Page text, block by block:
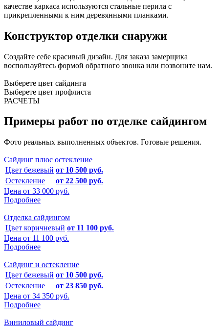
качестве каркаса используются стальные перила с
прикрепленными к ним деревянными планками.
Конструктор отделки снаружи
Создайте себе красивый дизайн. Для заказа замерщика
воспользуйтесь формой обратного звонка или позвоните нам.
Выберете цвет сайдинга
Выберете цвет профлиста
РАСЧЕТЫ
Примеры работ по отделке сайдингом
Фото реальных выполненных объектов. Готовые решения.
Сайдинг плюс остекление
Цвет бежевый от 10 500 руб.
Остекление
от 22 500 руб.
Цена от 33 000 руб.
Подробнее
Отделка сайдингом
Цвет коричневый от 11 100 руб.
Цена от 11 100 руб.
Подробнее
Сайдинг и остекление
Цвет бежевый от 10 500 руб.
Остекление
от 23 850 руб.
Цена от 34 350 руб.
Подробнее
Виниловый сайдинг